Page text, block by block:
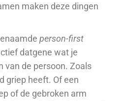
maken deze dingen
person-first
datgene wat je
van de persoon. Zoals
griep heeft. Of een
of de gebroken arm